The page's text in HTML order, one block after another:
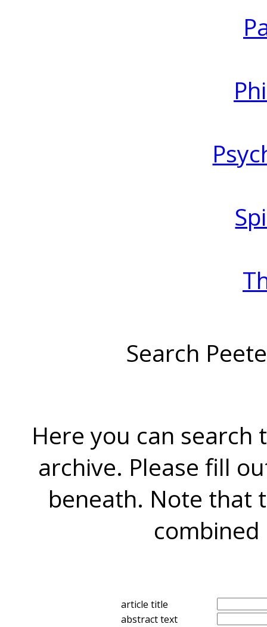
Search
Here you can search
archive. Please fill
beneath. Note that
combined
article title
abstract text